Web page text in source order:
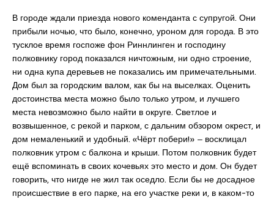
В городе ждали приезда нового коменданта с супругой. Они
прибыли ночью, что было, конечно, уроном для города. В это
тусклое время госпоже фон Риннлинген и господину
полковнику город показался ничтожным, ни одно строение,
ни одна купа деревьев не показались им примечательными.
Дом был за городским валом, как бы на выселках. Оценить
достоинства места можно было только утром, и лучшего
места невозможно было найти в округе. Светлое и
возвышенное, с рекой и парком, с дальним обзором окрест, и
дом немаленький и удобный. «Чёрт побери!» ‒ восклицал
полковник утром с балкона и крыши. Потом полковник будет
ещё вспоминать в своих кочевьях это место и дом. Он будет
говорить, что нигде не жил так оседло. Если бы не досадное
происшествие в его парке, на его участке реки и, в каком-то